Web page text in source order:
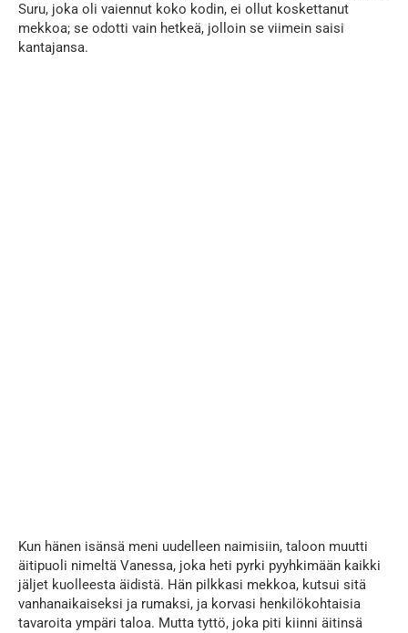
Suru, joka oli vaiennut koko kodin, ei ollut koskettanut
mekkoa; se odotti vain hetkeä, jolloin se viimein saisi
kantajansa.
Kun hänen isänsä meni uudelleen naimisiin, taloon muutti
äitipuoli nimeltä Vanessa, joka heti pyrki pyyhkimään kaikki
jäljet kuolleesta äidistä. Hän pilkkasi mekkoa, kutsui sitä
vanhanaikaiseksi ja rumaksi, ja korvasi henkilökohtaisia
tavaroita ympäri taloa. Mutta tyttö, joka piti kiinni äitinsä